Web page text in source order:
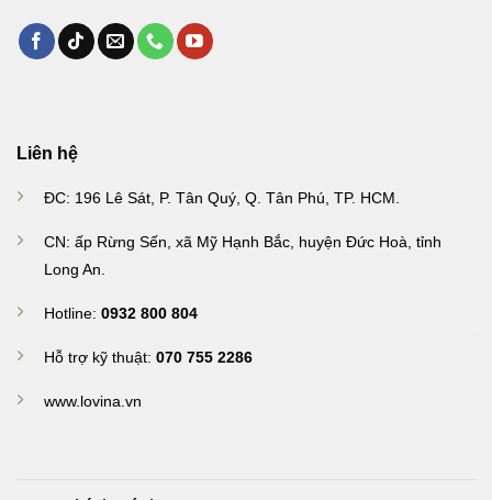
Liên hệ
ĐC: 196 Lê Sát, P. Tân Quý, Q. Tân Phú, TP. HCM.
CN: ấp Rừng Sến, xã Mỹ Hạnh Bắc, huyện Đức Hoà, tỉnh
Long An
Hotline: 0932 800 804
Hỗ trợ kỹ thuật: 070 755 2286
www.lovina.vn